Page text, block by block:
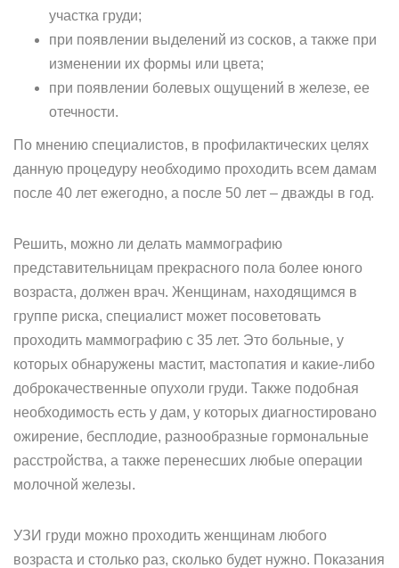
участка груди;
при появлении выделений из сосков, а также при
изменении их формы или цвета;
при появлении болевых ощущений в железе, ее
отечности.
По мнению специалистов, в профилактических целях
данную процедуру необходимо проходить всем дамам
после 40 лет ежегодно, а после 50 лет – дважды в год.
Решить, можно ли делать маммографию
представительницам прекрасного пола более юного
возраста, должен врач. Женщинам, находящимся в
группе риска, специалист может посоветовать
проходить маммографию с 35 лет. Это больные, у
которых обнаружены мастит, мастопатия и какие-либо
доброкачественные опухоли груди. Также подобная
необходимость есть у дам, у которых диагностировано
ожирение, бесплодие, разнообразные гормональные
расстройства, а также перенесших любые операции
молочной железы.
УЗИ груди можно проходить женщинам любого
возраста и столько раз, сколько будет нужно. Показания